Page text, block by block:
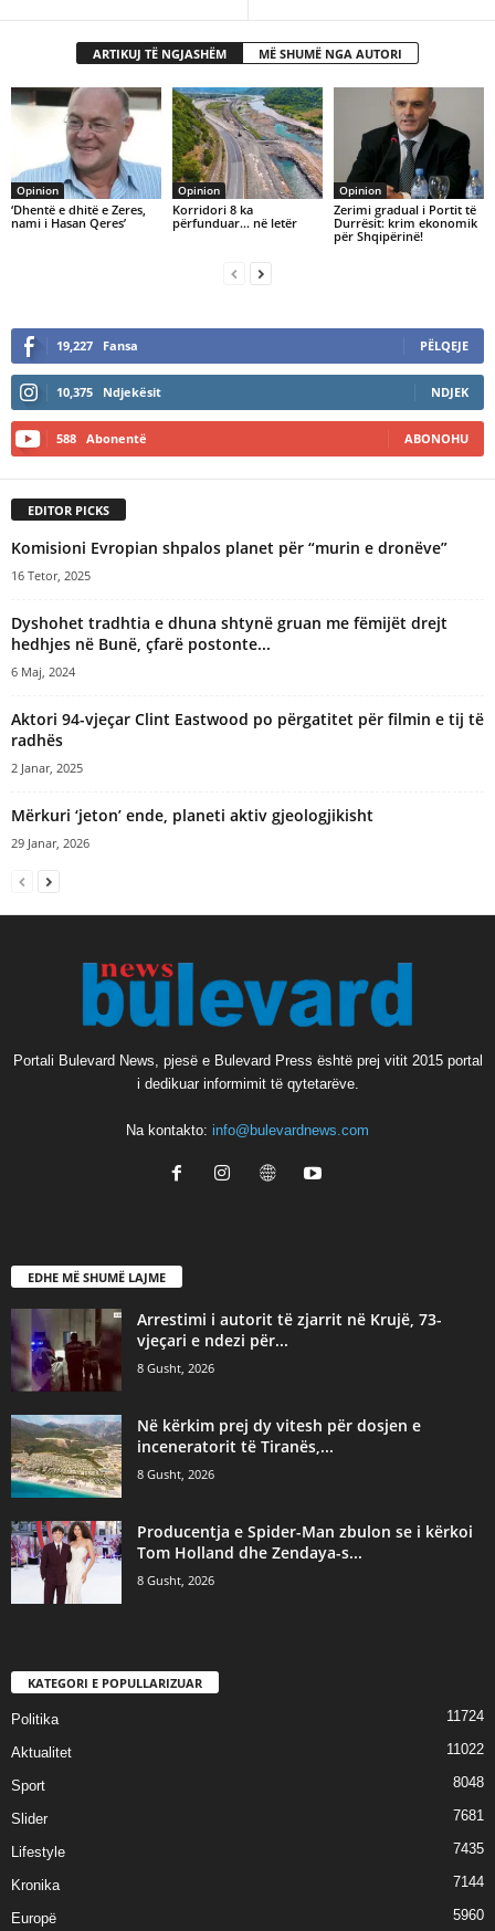
ARTIKUJ TË NGJASHËM MË SHUMË NGA AUTORI
Opinion
‘Dhentë e dhitë e Zeres,
nami i Hasan Qeres’
Opinion
Korridori 8 ka
përfunduar… në letër
Opinion
Zerimi gradual i Portit të
Durrësit: krim ekonomik
për Shqipërinë!
19,227 Fansa PËLQEJE
10,375 Ndjekësit NDJEK
588 Abonentë ABONOHU
EDITOR PICKS
Komisioni Evropian shpalos planet për “murin e dronëve”
16 Tetor, 2025
Dyshohet tradhtia e dhuna shtynë gruan me fëmijët drejt
hedhjes në Bunë, çfarë postonte...
6 Maj, 2024
Aktori 94-vjeçar Clint Eastwood po përgatitet për filmin e tij të
radhës
2 Janar, 2025
Mërkuri ‘jeton’ ende, planeti aktiv gjeologjikisht
29 Janar, 2026
Portali Bulevard News, pjesë e Bulevard Press është prej vitit 2015 portal
i dedikuar informimit të qytetarëve.
Na kontakto: info@bulevardnews.com
EDHE MË SHUMË LAJME
Arrestimi i autorit të zjarrit në Krujë, 73-
vjeçari e ndezi për...
8 Gusht, 2026
Në kërkim prej dy vitesh për dosjen e
inceneratorit të Tiranës,...
8 Gusht, 2026
Producentja e Spider-Man zbulon se i kërkoi
Tom Holland dhe Zendaya-s...
8 Gusht, 2026
KATEGORI E POPULLARIZUAR
Politika 11724
Aktualitet 11022
Sport 8048
Slider 7681
Lifestyle 7435
Kronika 7144
Europë 5960